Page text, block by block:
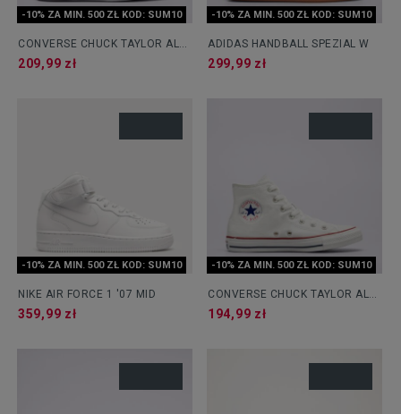
-10% ZA MIN. 500 ZŁ KOD: SUM10
CONVERSE CHUCK TAYLOR ALL
STAR OX
209,99 zł
-10% ZA MIN. 500 ZŁ KOD: SUM10
ADIDAS HANDBALL SPEZIAL W
299,99 zł
-10% ZA MIN. 500 ZŁ KOD: SUM10
NIKE AIR FORCE 1 '07 MID
359,99 zł
-10% ZA MIN. 500 ZŁ KOD: SUM10
CONVERSE CHUCK TAYLOR ALL
STAR
194,99 zł